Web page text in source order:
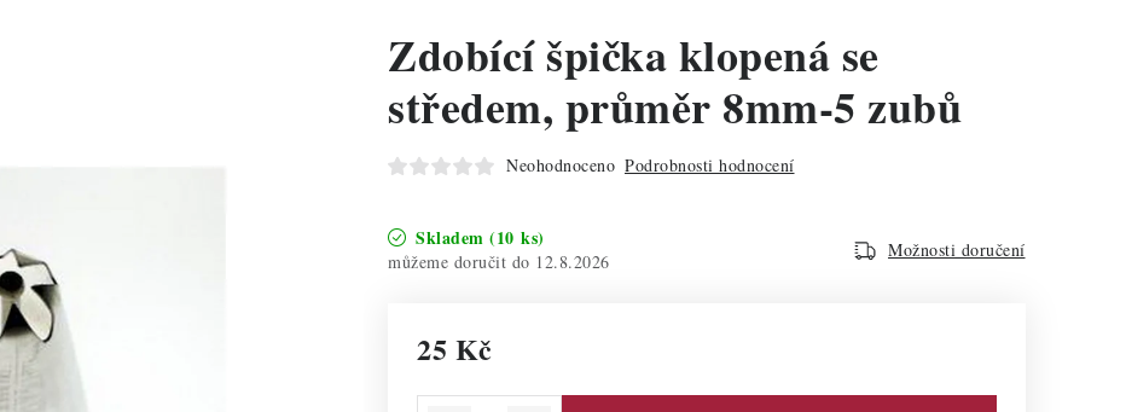
Zdobící špička klopená se
středem, průměr 8mm-5 zubů
Neohodnoceno Podrobnosti hodnocení
Skladem (10 ks)
12.8.2026
Možnosti doručení
25 Kč